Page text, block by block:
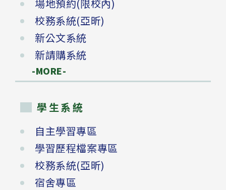
場地預約(限校內)
校務系統(亞昕)
新公文系統
新請購系統
-MORE-
學生系統
自主學習專區
學習歷程檔案專區
校務系統(亞昕)
宿舍專區